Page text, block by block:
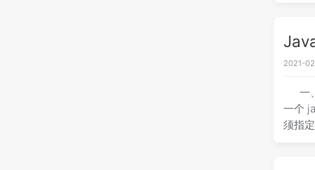
2021-
一
一个
须指